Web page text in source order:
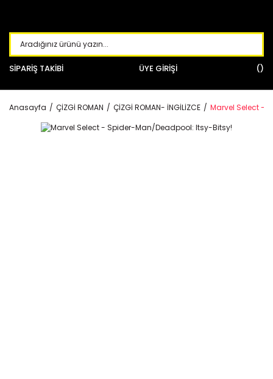
SİPARİŞ TAKİBİ ÜYE GİRİŞİ
Anasayfa ÇİZGİ ROMAN ÇİZGİ ROMAN- İNGİLİZCE Marvel Select -